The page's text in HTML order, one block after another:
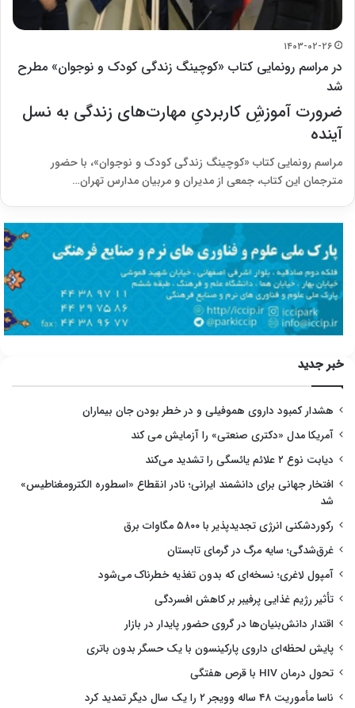
۱۴۰۳-۰۲-۲۶
در مراسم رونمایی کتاب «کوچینگ زندگی کودک و نوجوان» مطرح
شد
ضرورت آموزشِ کاربردیِ مهارت‌های زندگی به نسل
آینده
مراسم رونمایی کتاب «کوچینگ زندگی کودک و نوجوان»، با حضور
مترجمان این کتاب، جمعی از مدیران و مربیان مدارس تهران…
خبر جدید
هشدار کمبود داروی هموفیلی و در خطر بودن جان بیماران
آمریکا مدل «دکتری صنعتی» را آزمایش می کند
دیابت نوع ۲ علائم یائسگی را تشدید می‌کند
افتخار جهانی برای دانشمند ایرانی؛ نادر انقطاع «اسطوره الکترومغناطیس»
شد
رکوردشکنی انرژی تجدیدپذیر با ۵۸۰۰ مگاوات برق
غرق‌شدگی؛ سایه مرگ در گرمای تابستان
آمپول لاغری؛ نسخه‌ای که بدون تغذیه خطرناک می‌شود
تأثیر رژیم غذایی پرفیبر بر کاهش افسردگی
اقتدار دانش‌بنیان‌ها در گروی حضور پایدار در بازار
پایش لحظه‌ای داروی پارکینسون با یک حسگر بدون باتری
تحول درمان HIV با قرص هفتگی
ناسا مأموریت ۴۸ ساله وویجر ۲ را یک سال دیگر تمدید کرد